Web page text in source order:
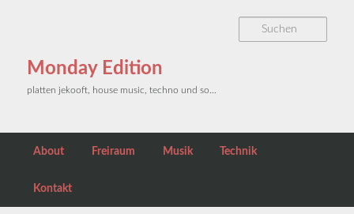
Monday Edition
platten jekooft, house music, techno und so…
About Freiraum Musik Technik
Kontakt